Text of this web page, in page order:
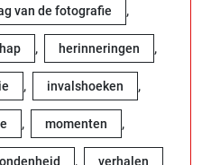
van de fotografie ,
, herinneringen ,
, invalshoeken ,
, momenten ,
, verhalen